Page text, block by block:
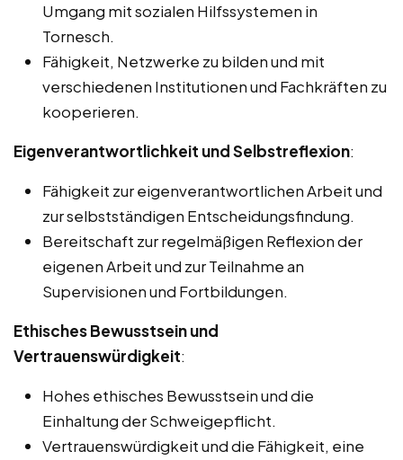
Umgang mit sozialen Hilfssystemen in
Tornesch.
Fähigkeit, Netzwerke zu bilden und mit
verschiedenen Institutionen und Fachkräften zu
kooperieren.
Eigenverantwortlichkeit und Selbstreflexion:
Fähigkeit zur eigenverantwortlichen Arbeit und
zur selbstständigen Entscheidungsfindung.
Bereitschaft zur regelmäßigen Reflexion der
eigenen Arbeit und zur Teilnahme an
Supervisionen und Fortbildungen.
Ethisches Bewusstsein und
Vertrauenswürdigkeit:
Hohes ethisches Bewusstsein und die
Einhaltung der Schweigepflicht.
Vertrauenswürdigkeit und die Fähigkeit, eine